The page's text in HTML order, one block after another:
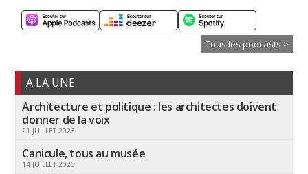
Tous les podcasts >
A LA UNE
Architecture et politique : les architectes doivent
donner de la voix
21 JUILLET 2026
Canicule, tous au musée
14 JUILLET 2026